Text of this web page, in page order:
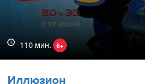
110 мин. 6+
Иллюзион